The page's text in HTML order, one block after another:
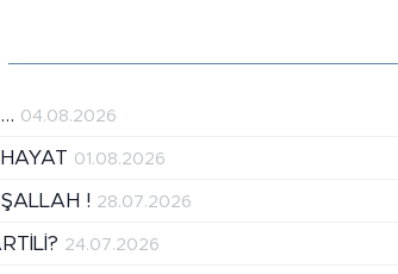
04.08.2026
01.08.2026
! 28.07.2026
24.07.2026